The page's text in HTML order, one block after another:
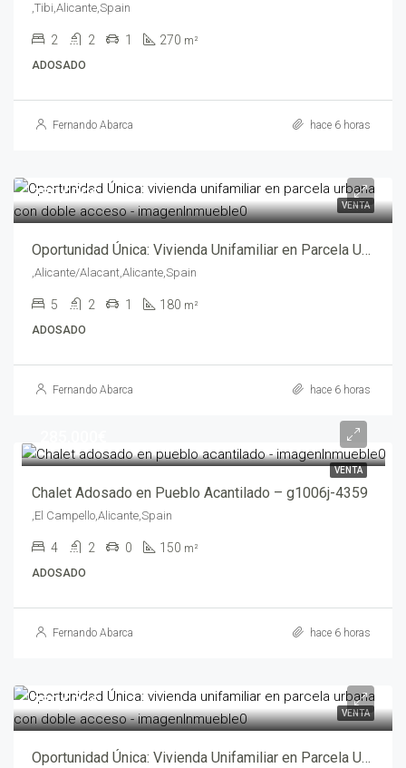
,Tibi,Alicante,Spain
2 2 1 270 m²
ADOSADO
Fernando Abarca hace 6 horas
VENTA
280,000€
Oportunidad Única: Vivienda Unifamiliar en Parcela Urbana con Doble Acceso – abf05472
,Alicante/Alacant,Alicante,Spain
5 2 1 180 m²
ADOSADO
Fernando Abarca hace 6 horas
VENTA
Chalet Adosado en Pueblo Acantilado – g1006j-4359
,El Campello,Alicante,Spain
4 2 0 150 m²
ADOSADO
Fernando Abarca hace 6 horas
VENTA
280,000€
Oportunidad Única: Vivienda Unifamiliar en Parcela Urbana con Doble Acceso – abf05472-722